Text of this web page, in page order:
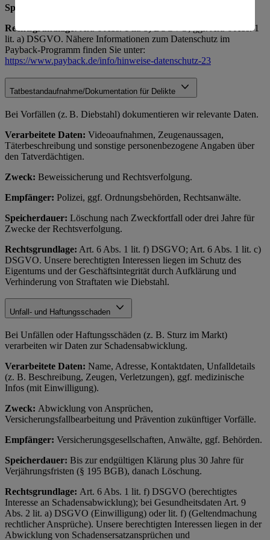
Speicherdauer:
Rechtsgrundlage:
Art. 6 Abs. 1 lit. b) DSGVO; ggf. Art. 6 Abs. 1
lit. a) DSGVO. Nähere Informationen zum Datenschutz im
Payback-Programm finden Sie unter:
https://www.payback.de/info/hinweise-datenschutz-23
Tatbestandaufnahme/Dokumentation für Delikte
Bei Vorfällen (z. B. Diebstahl) dokumentieren wir relevante Daten.
Verarbeitete Daten: Videoaufnahmen, Zeugenaussagen,
Täterbeschreibung und sonstige personenbezogene Angaben über
den Tatverdächtigen.
Zweck: Beweissicherung und Rechtsverfolgung.
Empfänger: Polizei, ggf. Ordnungsbehörden, Rechtsanwälte.
Speicherdauer: Löschung nach Zweckfortfall oder drei Jahre für
Zwecke der Rechtsverfolgung.
Rechtsgrundlage: Art. 6 Abs. 1 lit. f) DSGVO; Art. 6 Abs. 1 lit. c)
DSGVO. Unsere berechtigten Interessen liegen im Schutz des
Eigentums und der Geschäftsintegrität durch Aufklärung und
Verhinderung von Straftaten wie Diebstahl.
Unfall- und Haftungsschaden
Bei Unfällen oder Haftungsschäden (z. B. Sturz im Markt)
verarbeiten wir Daten zur Schadensabwicklung.
Verarbeitete Daten: Name, Adresse, Kontaktdaten, Unfalldetails
(z. B. Beschreibung, Zeugen, Verletzungen), ggf. medizinische
Infos (mit Einwilligung).
Zweck: Abwicklung von Ansprüchen,
Versicherungsfallbearbeitung und Prävention zukünftiger Vorfälle.
Empfänger: Versicherungsgesellschaften, Anwälte, ggf. Behörden.
Speicherdauer: Bis zur endgültigen Klärung plus 30 Jahre für
Verjährungsfristen (§ 195 BGB), danach Löschung.
Rechtsgrundlage: Art. 6 Abs. 1 lit. f) DSGVO (berechtigtes
Interesse an Schadensabwicklung); bei Gesundheitsdaten Art. 9
Abs. 2 lit. a) DSGVO (Einwilligung) oder lit. f) (Geltendmachung
rechtlicher Ansprüche). Unsere berechtigten Interessen liegen in der
Abwicklung von Schadensersatzansprüchen und
Informationen zum Herausgeber der Seite findest du
imImpressum